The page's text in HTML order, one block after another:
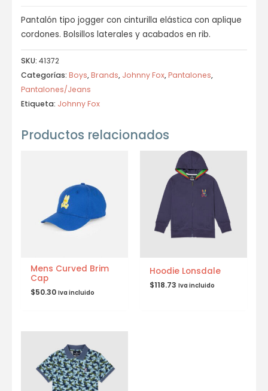
Pantalón tipo jogger con cinturilla elástica con aplique
cordones. Bolsillos laterales y acabados en rib.
SKU: 41372
Categorías: Boys,Brands, Johnny Fox,Pantalones,
Pantalones/Jeans
Etiqueta: Johnny Fox
Productos relacionados
Mens Curved Brim
Cap
$50.30 Iva incluido
Hoodie Lonsdale
$118.73 Iva incluido